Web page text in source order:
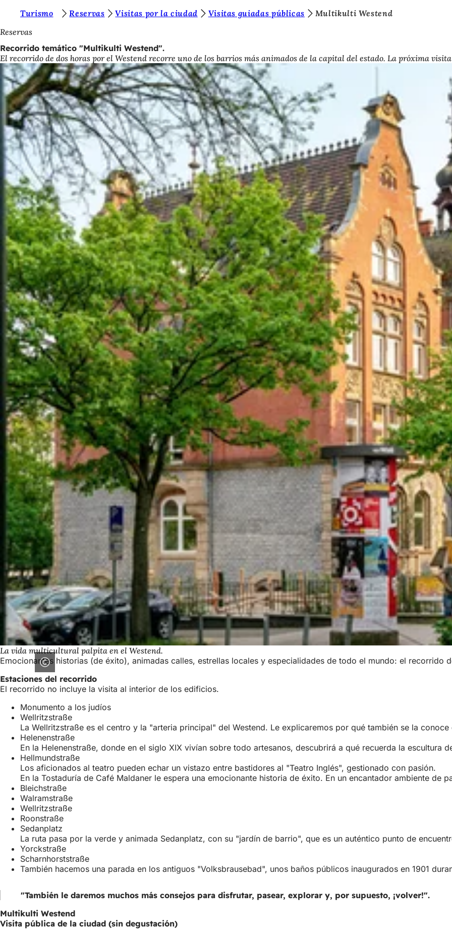
Saltar al contenido
s
t
á
s
a
u
Turismo Reservas Visitas por la ciudad Visitas guiadas públicas
Multikulti Westend
Reservas
Recorrido temático "Multikulti Westend".
El recorrido de dos horas por el Westend recorre uno de los barrios más animados de la capital del estado. La próxima
La vida multicultural palpita en el Westend.
Emocionantes historias (de éxito), animadas calles, estrellas locales y especialidades de todo el mundo: el
Estaciones del recorrido
El recorrido no incluye la visita al interior de los edificios.
Monumento a los judíos
Wellritzstraße
La Wellritzstraße es el centro y la "arteria principal" del Westend. Le explicaremos por qué también se la
Helenenstraße
En la Helenenstraße, donde en el siglo XIX vivían sobre todo artesanos, descubrirá a qué recuerda la escultura
Hellmundstraße
Los aficionados al teatro pueden echar un vistazo entre bastidores al "Teatro Inglés", gestionado con pasión.
En la Tostaduría de Café Maldaner le espera una emocionante historia de éxito. En un encantador ambiente
Bleichstraße
Walramstraße
Wellritzstraße
Roonstraße
Sedanplatz
La ruta pasa por la verde y animada Sedanplatz, con su "jardín de barrio", que es un auténtico punto de
Yorckstraße
Scharnhorststraße
También hacemos una parada en los antiguos "Volksbrausebad", unos baños públicos inaugurados en 1901
"También le daremos muchos más consejos para disfrutar, pasear, explorar y, por supuesto, ¡volver!".
Multikulti Westend
Visita pública de la ciudad (sin degustación)